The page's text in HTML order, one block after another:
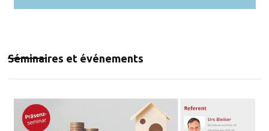
Séminaires et événements